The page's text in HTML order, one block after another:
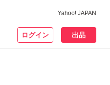
Yahoo! JAPAN
ログイン 出品